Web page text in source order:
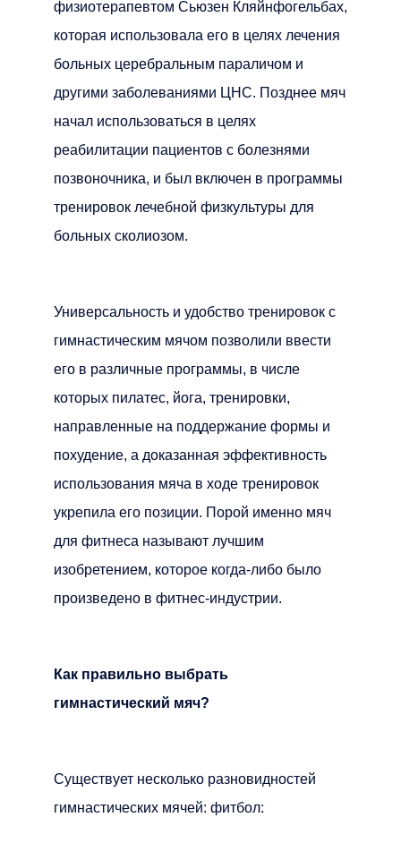
физиотерапевтом Сьюзен Кляйнфогельбах,
которая использовала его в целях лечения
больных церебральным параличом и
другими заболеваниями ЦНС. Позднее мяч
начал использоваться в целях
реабилитации пациентов с болезнями
позвоночника, и был включен в программы
тренировок лечебной физкультуры для
больных сколиозом.
Универсальность и удобство тренировок с
гимнастическим мячом позволили ввести
его в различные программы, в числе
которых пилатес, йога, тренировки,
направленные на поддержание формы и
похудение, а доказанная эффективность
использования мяча в ходе тренировок
укрепила его позиции. Порой именно мяч
для фитнеса называют лучшим
изобретением, которое когда-либо было
произведено в фитнес-индустрии.
Как правильно выбрать
гимнастический мяч?
Существует несколько разновидностей
гимнастических мячей: фитбол: